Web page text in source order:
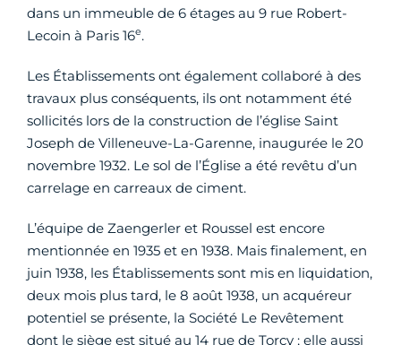
dans un immeuble de 6 étages au 9 rue Robert-
Lecoin à Paris 16e.
Les Établissements ont également collaboré à des
travaux plus conséquents, ils ont notamment été
sollicités lors de la construction de l’église Saint
Joseph de Villeneuve-La-Garenne, inaugurée le 20
novembre 1932. Le sol de l’Église a été revêtu d’un
carrelage en carreaux de ciment.
L’équipe de Zaengerler et Roussel est encore
mentionnée en 1935 et en 1938. Mais finalement, en
juin 1938, les Établissements sont mis en liquidation,
deux mois plus tard, le 8 août 1938, un acquéreur
potentiel se présente, la Société Le Revêtement
dont le siège est situé au 14 rue de Torcy ; elle aussi